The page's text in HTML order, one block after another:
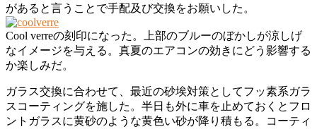
があると言うことで手配及び交換をお願いした。
Cool verreの刻印になった。上部のブルーのぼかしが涼しげ
なイメージを与える。真夏のエアコンの効きにどう影響する
か楽しみだ。
ガラス交換に合わせて、最近の砂埃対策としてフッ素系ガラ
スコーティングを施した。半日も外に車を止めておくとフロ
ントガラスに黄砂のような黄色い砂が降り積もる。コーティ